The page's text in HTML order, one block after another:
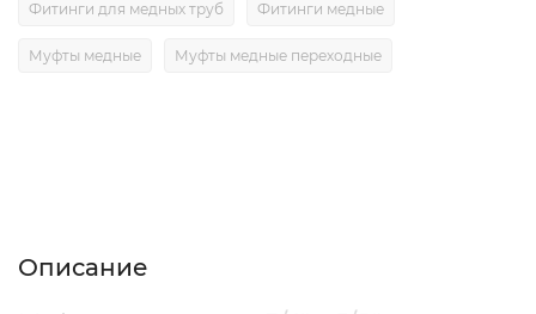
Фитинги для медных труб Фитинги медные
Муфты медные Муфты медные переходные
Описание